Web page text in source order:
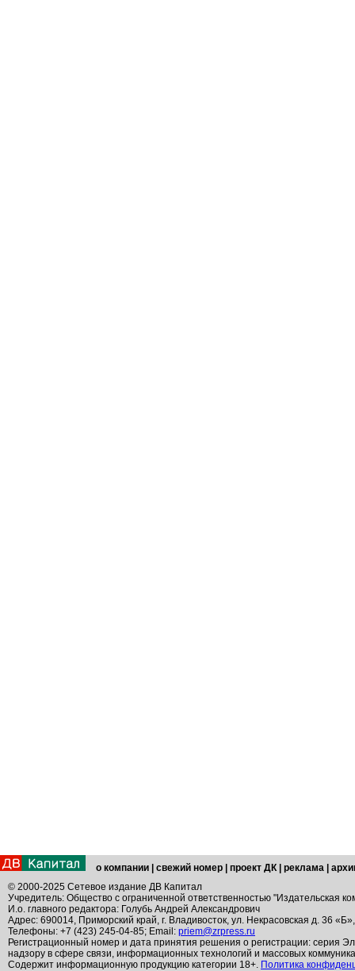
о компании свежий номер проект ДК реклама
© 2000-2025 Сетевое издание ДВ Капитал
Учредитель: Общество с ограниченной ответственностью "Издательская
И.о. главного редактора: Голубь Андрей Александрович
Адрес: 690014, Приморский край, г. Владивосток, ул. Некрасовская д. 36
Телефоны: +7 (423) 245-04-85; Email: priem@zrpress.ru
Регистрационный номер и дата принятия решения о регистрации: серия
надзору в сфере связи, информационных технологий и массовых
Содержит информационную продукцию категории 18+. Политика